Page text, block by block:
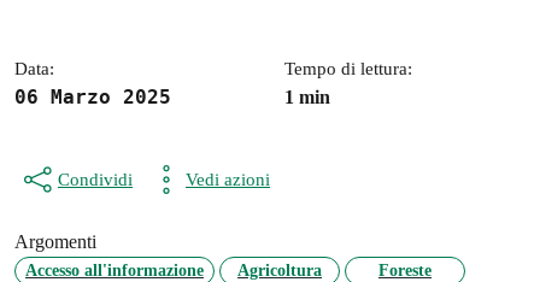
Data:
06 Marzo 2025
Tempo di lettura:
1 min
Condividi Vedi azioni
Argomenti
Accesso all'informazione Agricoltura Foreste